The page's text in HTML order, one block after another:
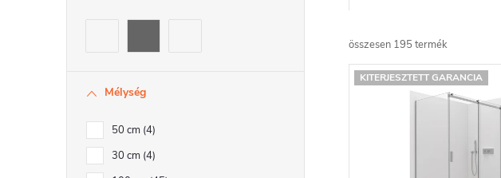
Mélység
50 cm 4
30 cm 4
r
m
é
összesen 195 termék
TKITERJESZTETT GARANCIA